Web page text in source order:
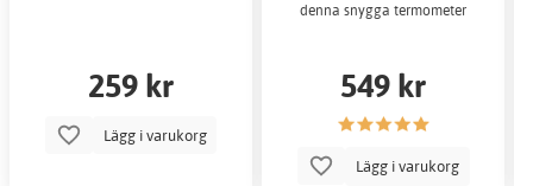
259 kr
Lägg i varukorg
denna snygga termometer
549 kr
Lägg i varukorg